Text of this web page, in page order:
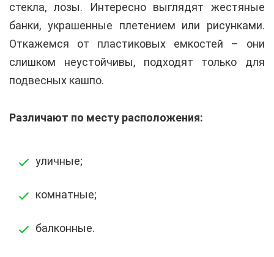
стекла, лозы. Интересно выглядят жестяные
банки, украшенные плетением или рисунками.
Откажемся от пластиковых емкостей – они
слишком неустойчивы, подходят только для
подвесных кашпо.
Различают по месту расположения:
уличные;
комнатные;
балконные.